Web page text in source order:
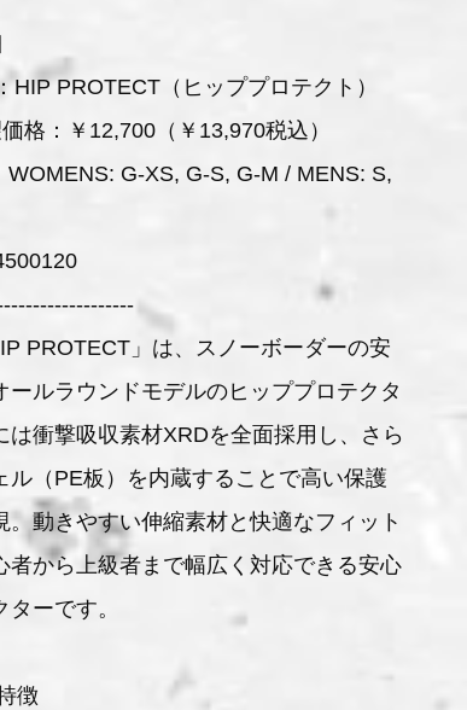
HIP PROTECT（ヒッププロテクト）
格：￥12,700（￥13,970税込）
WOMENS: G-XS, G-S, G-M / MENS: S,
PROTECT」は、スノーボーダーの安
ールラウンドモデルのヒッププロテクタ
は衝撃吸収素材XRDを全面採用し、さら
ル（PE板）を内蔵することで高い保護
。動きやすい伸縮素材と快適なフィット
者から上級者まで幅広く対応できる安心
ーです。
徴